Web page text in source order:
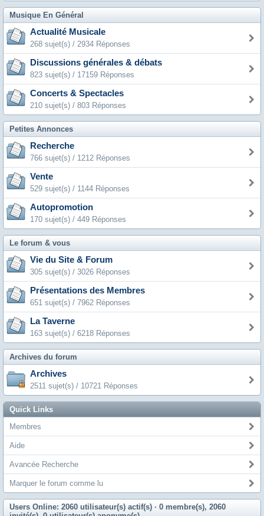
Musique En Général
Actualité Musicale
268 sujet(s) / 2934 Réponses
Discussions générales & débats
823 sujet(s) / 17159 Réponses
Concerts & Spectacles
210 sujet(s) / 803 Réponses
Petites Annonces
Recherche
766 sujet(s) / 1212 Réponses
Vente
529 sujet(s) / 1144 Réponses
Autopromotion
170 sujet(s) / 449 Réponses
Le forum & vous
Vie du Site & Forum
305 sujet(s) / 3026 Réponses
Présentations des Membres
651 sujet(s) / 7962 Réponses
La Taverne
163 sujet(s) / 6218 Réponses
Archives du forum
Archives
2511 sujet(s) / 10721 Réponses
Quick Links
Membres
Aide
Avancée Recherche
Marquer le forum comme lu
Users Online: 2060 utilisateur(s) actif(s) · 0 membre(s), 2060